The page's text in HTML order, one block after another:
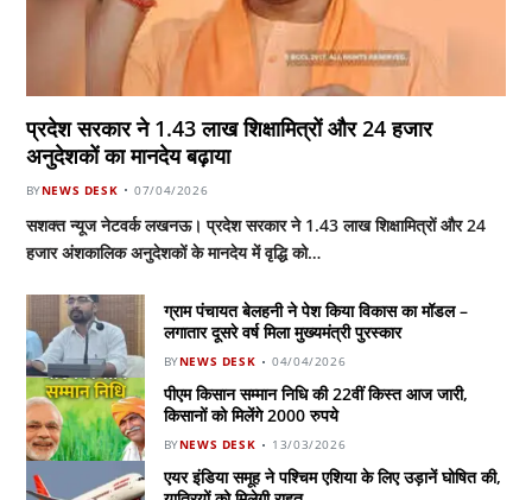
प्रदेश सरकार ने 1.43 लाख शिक्षामित्रों और 24 हजार
अनुदेशकों का मानदेय बढ़ाया
BYNEWS DESK 07/04/2026
सशक्त न्यूज नेटवर्क लखनऊ। प्रदेश सरकार ने 1.43 लाख शिक्षामित्रों और 24
हजार अंशकालिक अनुदेशकों के मानदेय में वृद्धि को…
ग्राम पंचायत बेलहनी ने पेश किया विकास का मॉडल –
लगातार दूसरे वर्ष मिला मुख्यमंत्री पुरस्कार
BYNEWS DESK 04/04/2026
पीएम किसान सम्मान निधि की 22वीं किस्त आज जारी,
किसानों को मिलेंगे 2000 रुपये
BYNEWS DESK 13/03/2026
एयर इंडिया समूह ने पश्चिम एशिया के लिए उड़ानें घोषित की,